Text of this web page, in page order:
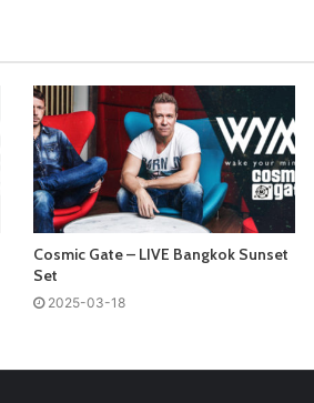
Cosmic Gate – LIVE Bangkok Sunset
Set
2025-03-18